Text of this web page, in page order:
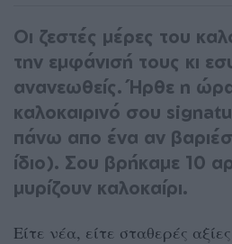
Οι ζεστές μέρες του
την εμφάνισή τους κι
ανανεωθείς. Ήρθε η
καλοκαιρινό σου
πάνω απο ένα αν
ίδιο). Σου βρήκαμε 10
μυρίζουν καλοκαίρι.
Είτε νέα, είτε σταθερές